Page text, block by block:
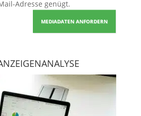
Adresse genügt.
MEDIADATEN ANFORDERN